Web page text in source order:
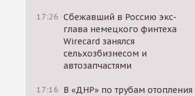
17:26 Сбежавший в Россию экс-
глава немецкого финтеха
Wirecard занялся
сельхозбизнесом и
автозапчастями
17:16 В «ДНР» по трубам отопления